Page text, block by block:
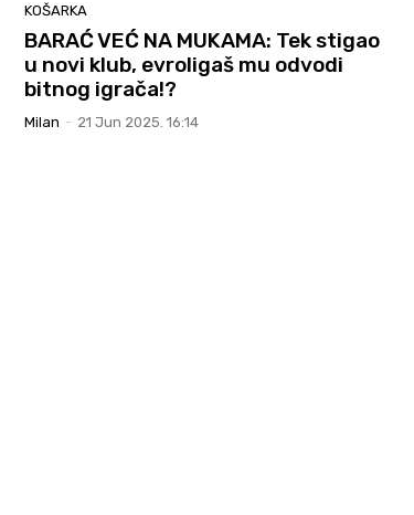
KOŠARKA
BARAĆ VEĆ NA MUKAMA: Tek stigao
u novi klub, evroligaš mu odvodi
bitnog igrača!?
Milan - 21 Jun 2025. 16:14